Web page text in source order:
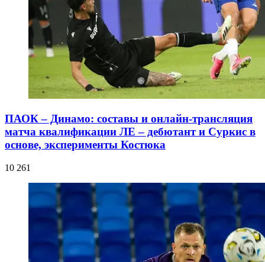
ПАОК – Динамо: составы и онлайн-трансляция
матча квалификации ЛЕ – дебютант и Суркис в
основе, эксперименты Костюка
10 261